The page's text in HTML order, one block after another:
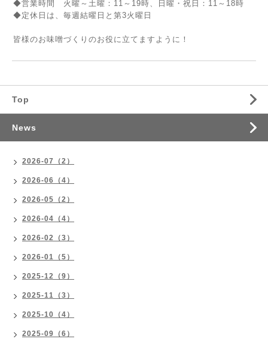
◆営業時間 火曜～土曜：11～19時、日曜・祝日：11～18時
◆定休日は、毎週結曜日と第3火曜日
皆様のお味噌づくりのお役に立てますように！
Top
News
2026-07（2）
2026-06（4）
2026-05（2）
2026-04（4）
2026-02（3）
2026-01（5）
2025-12（9）
2025-11（3）
2025-10（4）
2025-09（6）